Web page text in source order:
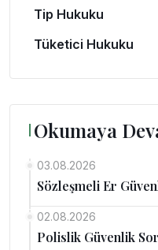
Tip Hukuku
Tüketici Hukuku
Okumaya
03.08.2026
Sözleşmeli Er
02.08.2026
Polislik Güvenlik